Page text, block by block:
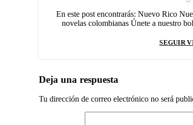
En este post encontrarás: Nuevo Rico
novelas colombianas Únete a nuestro
SEGUIR
Deja una respuesta
Tu dirección de correo electrónico no será